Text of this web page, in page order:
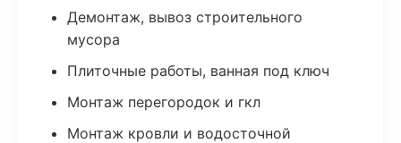
Демонтаж, вывоз строительного
мусора
Плиточные работы, ванная под ключ
Монтаж перегородок и гкл
Монтаж кровли и водосточной